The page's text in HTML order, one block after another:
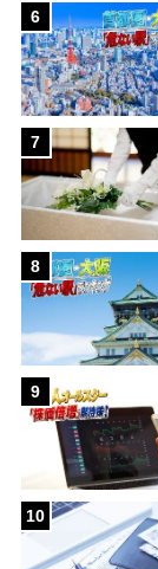
6
7
8
9
10